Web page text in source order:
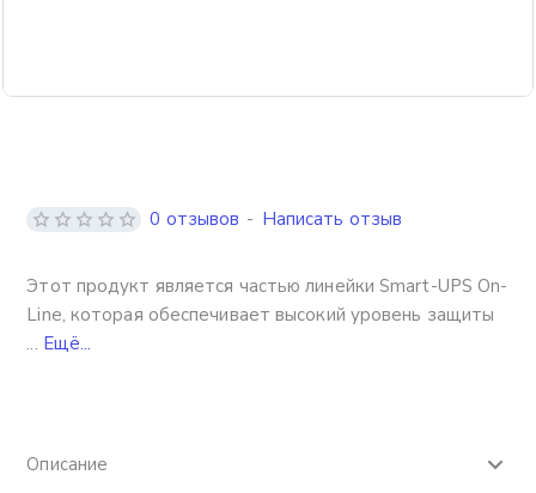
Этот продукт является частью линейки Smart-UPS On-
Line, которая обеспечивает высокий уровень защиты
... Ещё...
0 отзывов - Написать отзыв
Описание